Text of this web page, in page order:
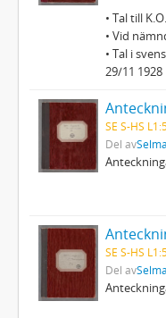
• Tal till
• Vid
• Tal i
29/11 1928
SE S-HS
Del av
SE S-HS
Del av